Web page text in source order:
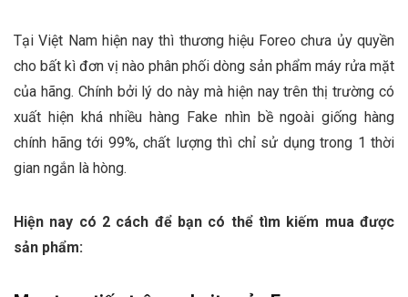
Tại Việt Nam hiện nay thì thương hiệu Foreo chưa ủy quyền
cho bất kì đơn vị nào phân phối dòng sản phẩm máy rửa mặt
của hãng. Chính bởi lý do này mà hiện nay trên thị trường có
xuất hiện khá nhiều hàng Fake nhìn bề ngoài giống hàng
chính hãng tới 99%, chất lượng thì chỉ sử dụng trong 1 thời
gian ngắn là hòng.
Hiện nay có 2 cách để bạn có thể tìm kiếm mua được
sản phẩm: